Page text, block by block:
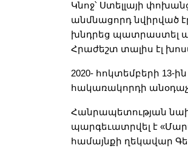
Կնոջ՝ Ստելլայի
անմնացորդ նվիրված
խնդրեց պատրաստել
Հրաժեշտ տալիս էլ
2020- հոկտեմբերի 13-
հակառակորդի
Հանրապետության
պարգեւատրվել է
համայնքի ղեկավար